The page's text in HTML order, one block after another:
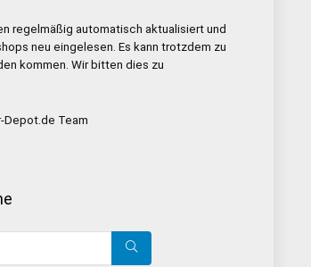
regelmäßig automatisch aktualisiert und
neu eingelesen. Es kann trotzdem zu
kommen. Wir bitten dies zu
Depot.de Team